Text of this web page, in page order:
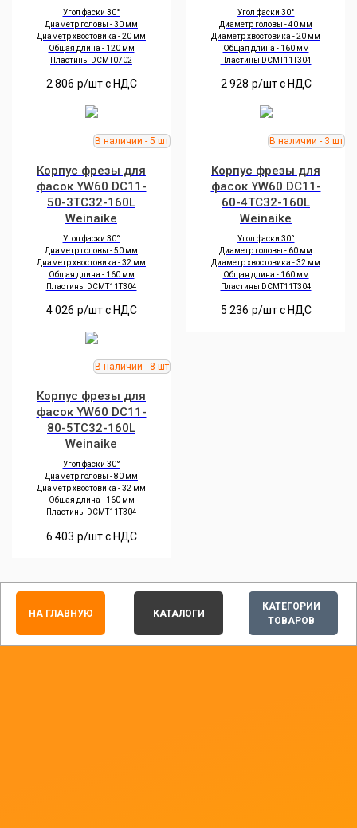
Угол фаски 30°
Диаметр головы - 30 мм
Диаметр хвостовика - 20 мм
Общая длина - 120 мм
Пластины DCMT0702
2 806 р/шт c НДС
Угол фаски 30°
Диаметр головы - 40 мм
Диаметр хвостовика - 20 мм
Общая длина - 160 мм
Пластины DCMT11T304
2 928 р/шт c НДС
Корпус фрезы для
фасок YW60 DC11-
50-3TC32-160L
Weinaike
Угол фаски 30°
Диаметр головы - 50 мм
Диаметр хвостовика - 32 мм
Общая длина - 160 мм
Пластины DCMT11T304
4 026 р/шт c НДС
Корпус фрезы для
фасок YW60 DC11-
60-4TC32-160L
Weinaike
Угол фаски 30°
Диаметр головы - 60 мм
Диаметр хвостовика - 32 мм
Общая длина - 160 мм
Пластины DCMT11T304
5 236 р/шт c НДС
Корпус фрезы для
фасок YW60 DC11-
80-5TC32-160L
Weinaike
Угол фаски 30°
Диаметр головы - 80 мм
Диаметр хвостовика - 32 мм
Общая длина - 160 мм
Пластины DCMT11T304
6 403 р/шт c НДС
КАТЕГОРИИ
ТОВАРОВ
НА ГЛАВНУЮ КАТАЛОГИ